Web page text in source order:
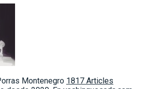
Montenegro 1817 Articles